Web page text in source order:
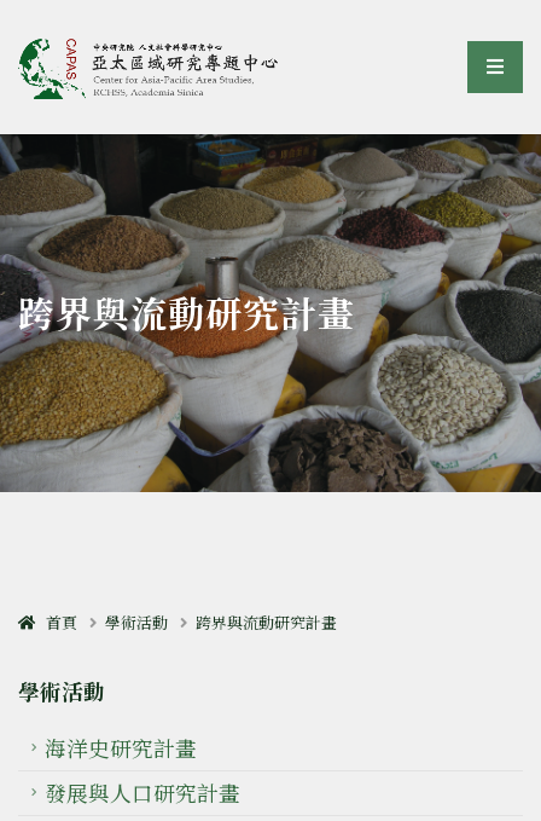
亞太區域研究專題中心選
:::
跨界與流動研究計畫
首頁 學術活動 跨界與流動研究計畫
學術活動
海洋史研究計畫
發展與人口研究計畫